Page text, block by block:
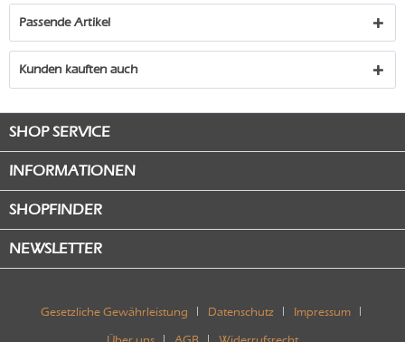
Passende Artikel
Kunden kauften auch
SHOP SERVICE
INFORMATIONEN
SHOPFINDER
NEWSLETTER
Gesetzliche Gewährleistung Datenschutz Impressum